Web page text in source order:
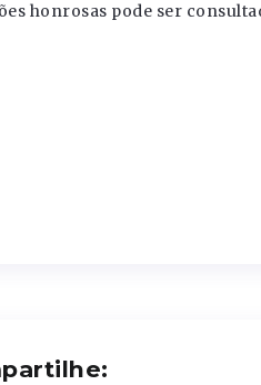
honrosas pode ser